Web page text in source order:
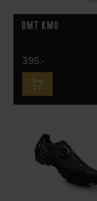
DMT KM0
395,-